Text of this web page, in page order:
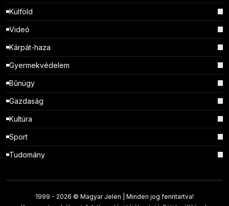
Külföld
Videó
Kárpát-haza
Gyermekvédelem
Bűnügy
Gazdaság
Kultúra
Sport
Tudomány
1999 - 2026 © Magyar Jelen | Minden jog fenntartva!